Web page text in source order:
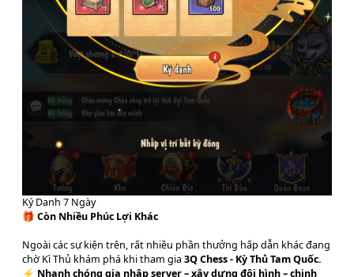
Ký Danh 7 Ngày
🎁 Còn Nhiều Phúc Lợi Khác
Ngoài các sự kiện trên, rất nhiều phần thưởng hấp dẫn khác đang
chờ Kì Thủ khám phá khi tham gia 3Q Chess - Kỳ Thủ Tam Quốc.
⚡ Nhanh chóng gia nhập server – xây dựng đội hình – chinh